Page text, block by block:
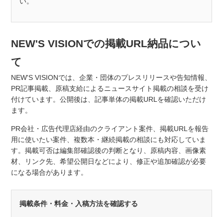
NEW'S VISIONでの掲載URL納品につい
て
NEW'S VISIONでは、企業・団体のプレスリリースや告知情報、
PR記事掲載、原稿支給によるニュースサイト掲載の相談を受け
付けています。公開後は、記事単体の掲載URLを確認いただけ
ます。
PR会社・広告代理店経由のクライアント案件、掲載URLを報告
用に使いたい案件、複数本・継続掲載の相談にも対応していま
す。掲載可否は編集部確認後の判断となり、原稿内容、画像素
材、リンク先、希望公開日などにより、修正や追加確認が必要
になる場合があります。
掲載条件・料金・入稿方法を確認する